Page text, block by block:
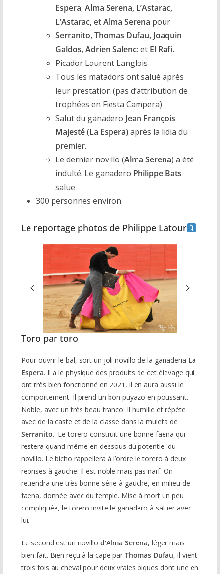
Espera, Alma Serena, L’Astarac,
L’Astarac,etAlma Serena pour
Serranito, Thomas Dufau, Joaquin
Galdos, Adrien Salenc:et El Rafi.
Picador Laurent Langlois
Tous les matadors ont salué après
leur prestation (pas d’attribution de
trophées en Fiesta Campera)
Salut du ganadero Jean François
Majesté (La Espera)après la lidia du
premier.
Le dernier novillo (Alma Serena) a été
indulté. Le ganadero Philippe Bats
salue
300 personnes environ
Le reportage photos de Philippe Latour
Toro par toro
Pour ouvrir le bal, sort un joli novillo de la ganaderia La
Espera. Il a le physique des produits de cet élevage qui
ont très bien fonctionné en 2021, il en aura aussi le
comportement. Il prend un bon puyazo en poussant.
Noble, avec un très beau tranco. Il humilie et répète
avec de la caste et de la classe dans la muleta de
Serranito. Le torero construit une bonne faena qui
restera quand même en dessous du potentiel du
novillo. Le bicho rappellera à l’ordre le torero à deux
reprises à gauche. Il est noble mais pas naïf. On
retiendra une très bonne série à gauche, en milieu de
faena, donnée avec du temple. Mise à mort un peu
compliquée, le torero invite le ganadero à saluer avec
lui.
Le second est un novillo d’Alma Serena, léger mais
bien fait. Bien reçu à la cape par Thomas Dufau, il vient
trois fois au cheval pour deux vraies piques dont une en